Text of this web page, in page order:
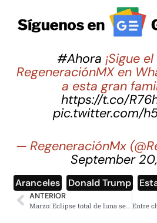
#Ahora ¡Sigue
RegeneraciónMX en
a esta gran
https://t.co/
pic.twitter.com/
— RegeneraciónMx
September
Aranceles Donald Trump
ANTERIOR